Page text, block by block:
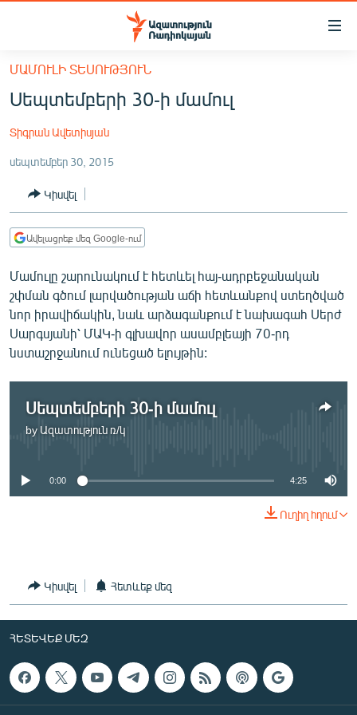
Մատչելիության
հիմնական
բովանդակությանը
հիմնական
մենյուին
ՀԱՅԱՍՏԱՆ
ՔԱՂԱՔԱԿԱՆ
ԸՆՏՐՈՒԹՅՈՒՆՆԵՐ 2026
ԻՐԱՎՈՒՆՔ
ՀԱՍԱՐԱԿՈՒԹՅՈՒՆ
ՂԱՐԱԲԱՂ
ՊԱՏԵՐԱԶՄԻ 6 ՇԱԲԱԹՆԵՐԸ
ՏԱՐԱԾԱՇՐՋԱՆ
ՄՇԱԿՈՒՅԹ
ՍՊՈՐՏ
ՏՏ ԵՒ ԻՆՏԵՐՆԵՏ
ԲԱՆԱՎԵՃ
ՄԱՄՈՒԼԻ ՏԵՍՈՒԹՅՈՒՆ
Սեպտեմբերի 30-ի մամուլ
Տիգրան Ավետիսյան
սեպտեմբեր 30, 2015
Կիսվել
Ավելացրեք մեզ Google-ում
Մամուլը շարունակում է հետևել հայ-ադրբեջանական
շփման գծում լարվածության աճի հետևանքով ստեղծված
նոր իրավիճակին, նաև արձագանքում է նախագահ Սերժ
Սարգսյանի՝ ՄԱԿ-ի գլխավոր ասամբլեայի 70-րդ
նստաշրջանում ունեցած ելույթին:
Սեպտեմբերի 30-ի մամուլ
by Ազատություն ռ/կ
No media source currently available
0:00 4:25
Ուղիղ հղում
Կիսվել Հետևեք մեզ
ՀԵՏԵՎԵՔ ՄԵԶ